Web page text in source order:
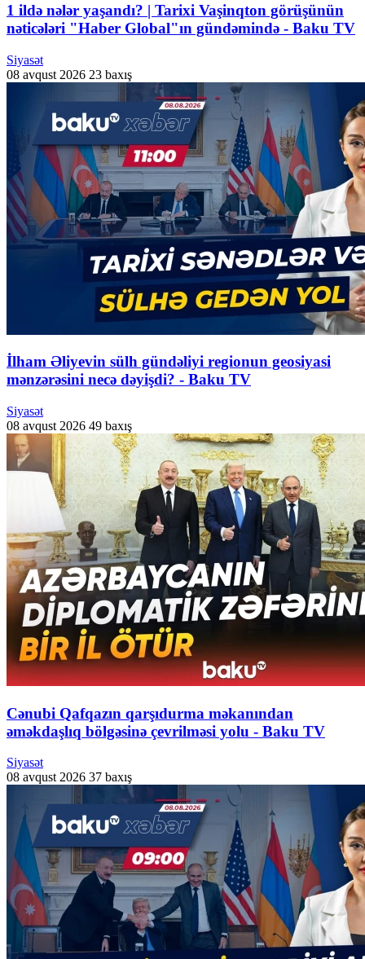
1 ildə nələr yaşandı? | Tarixi Vaşinqton görüşünün
nəticələri "Haber Global"ın gündəmində - Baku TV
Siyasət
08 avqust 2026 23 baxış
İlham Əliyevin sülh gündəliyi regionun geosiyasi
mənzərəsini necə dəyişdi? - Baku TV
Siyasət
08 avqust 2026 49 baxış
Cənubi Qafqazın qarşıdurma məkanından
əməkdaşlıq bölgəsinə çevrilməsi yolu - Baku TV
Siyasət
08 avqust 2026 37 baxış